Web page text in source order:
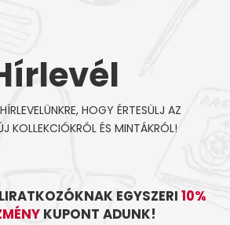
HOGY ÉRTESÜLJ AZ
KOLLEKCIÓKRÓL ÉS MINTÁKRÓL!
EGYSZERI 10%
KUPONT ADUNK!